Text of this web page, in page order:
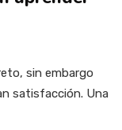
sin embargo
satisfacción. Una